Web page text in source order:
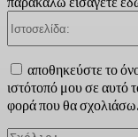
αποθηκεύστε το
ιστότοπό μου σε αυτό
φορά που θα